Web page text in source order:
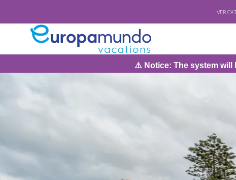
VER
⚠️ Notice: The system will be under